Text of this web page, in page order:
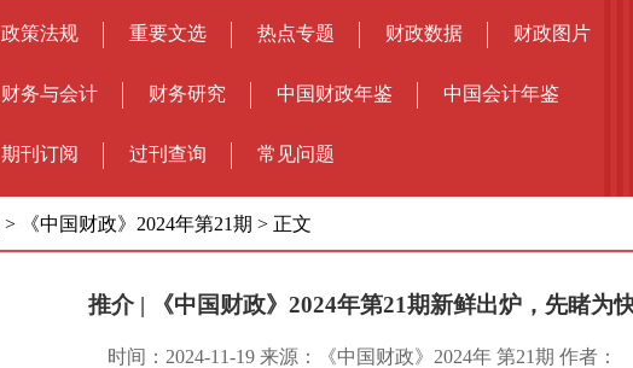
政策法规 重要文选 热点专题 财政数据 财政图片
财务与会计 财务研究 中国财政年鉴 中国会计年鉴
期刊订阅 过刊查询 常见问题
> 《中国财政》2024年第21期 > 正文
推介 | 《中国财政》2024年第21期新鲜出炉，先睹为
时间：2024-11-19 来源：《中国财政》2024年 第21期 作者：